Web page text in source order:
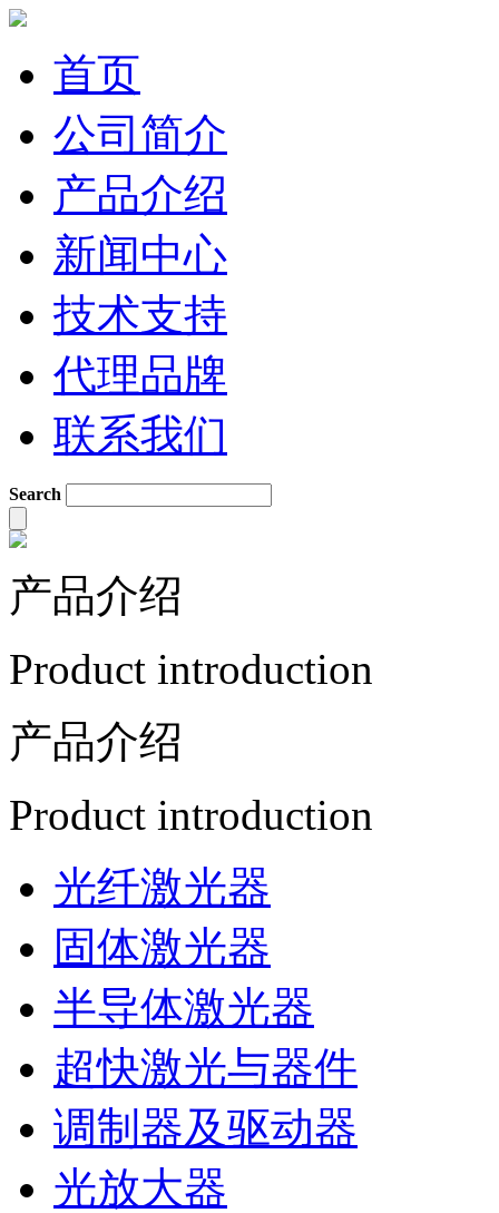
首页
公司简介
产品介绍
新闻中心
技术支持
代理品牌
联系我们
Search
产品介绍
Product introduction
产品介绍
Product introduction
光纤激光器
固体激光器
半导体激光器
超快激光与器件
调制器及驱动器
光放大器